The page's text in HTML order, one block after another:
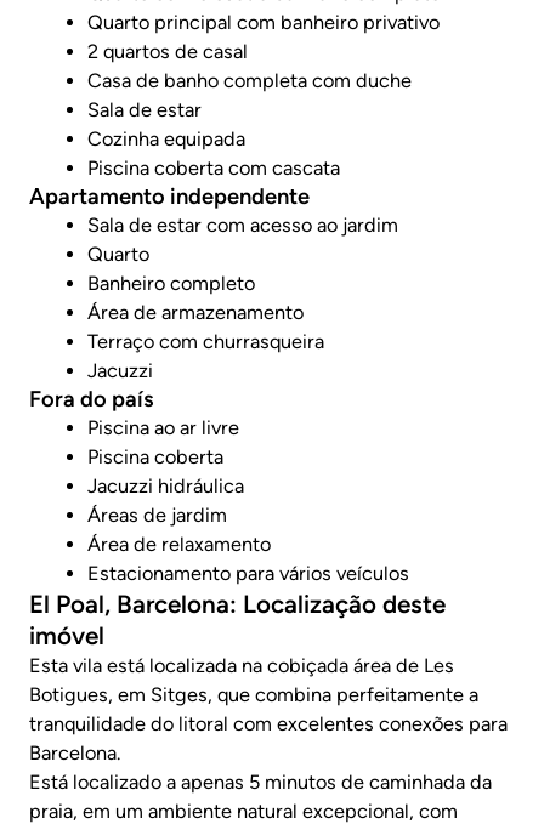
Quarto principal com banheiro privativo
2 quartos de casal
Casa de banho completa com duche
Sala de estar
Cozinha equipada
Piscina coberta com cascata
Apartamento independente
Sala de estar com acesso ao jardim
Quarto
Banheiro completo
Área de armazenamento
Terraço com churrasqueira
Jacuzzi
Fora do país
Piscina ao ar livre
Piscina coberta
Jacuzzi hidráulica
Áreas de jardim
Área de relaxamento
Estacionamento para vários veículos
El Poal, Barcelona: Localização deste
imóvel
Esta vila está localizada na cobiçada área de Les
Botigues, em Sitges, que combina perfeitamente a
tranquilidade do litoral com excelentes conexões para
Barcelona.
Está localizado a apenas 5 minutos de caminhada da
praia, em um ambiente natural excepcional, com